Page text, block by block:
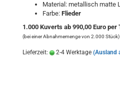
Material: metallisch matte
Farbe: Flieder
1.000 Kuverts ab 990,00 Euro per
(bei einer Abnahmemenge von 2.000 Stück)
Lieferzeit: 2-4 Werktage (Ausland